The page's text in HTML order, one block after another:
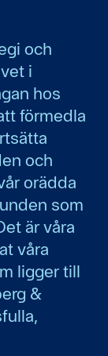
och
i
hos
förmedla
och
orädda
som
är våra
våra
ligger till
&